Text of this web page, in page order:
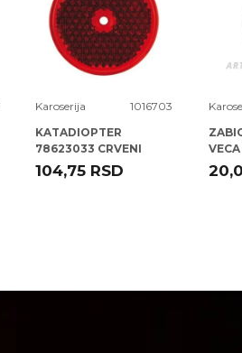
Karoserija
1016703
KATADIOPTER
78623033 CRVENI
OKRUGLI 82 MM ( )
ELPARTS
104,75 RSD
VECA